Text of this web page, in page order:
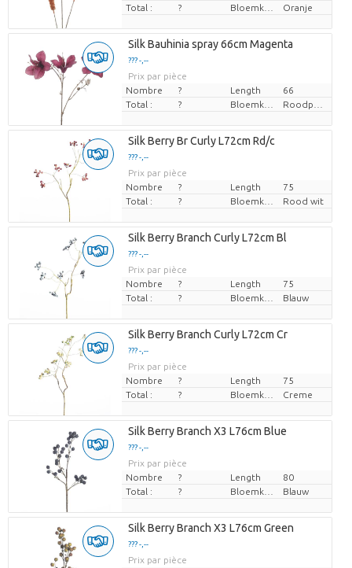
Total :
? Oranje
Silk Bauhinia spray 66cm Magenta
??? -,--
Prix par pièce
Nombre
? Length
66
Total :
?
Silk Berry Br Curly L72cm Rd/c
??? -,--
Prix par pièce
Nombre
? Length
75
Total :
? Rood wit
Silk Berry Branch Curly L72cm Bl
??? -,--
Prix par pièce
Nombre
? Length
75
Total :
? Blauw
Silk Berry Branch Curly L72cm Cr
??? -,--
Prix par pièce
Nombre
? Length
75
Total :
? Creme
Silk Berry Branch X3 L76cm Blue
??? -,--
Prix par pièce
Nombre
? Length
80
Total :
? Blauw
Silk Berry Branch X3 L76cm Green
??? -,--
Prix par pièce